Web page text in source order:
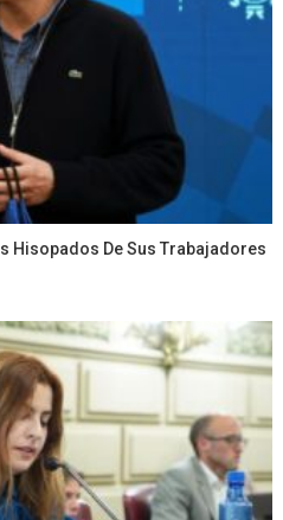
Hisopados De Sus Trabajadores